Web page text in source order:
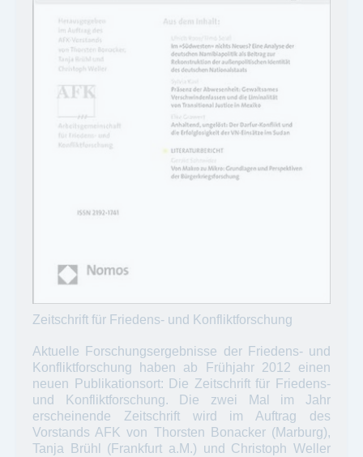
Zeitschrift für Friedens- und Konfliktforschung
Aktuelle Forschungsergebnisse der Friedens- und
Konfliktforschung haben ab Frühjahr 2012 einen
neuen Publikationsort: Die Zeitschrift für Friedens-
und Konfliktforschung. Die zwei Mal im Jahr
erscheinende Zeitschrift wird im Auftrag des
Vorstands AFK von Thorsten Bonacker (Marburg),
Tanja Brühl (Frankfurt a.M.) und Christoph Weller